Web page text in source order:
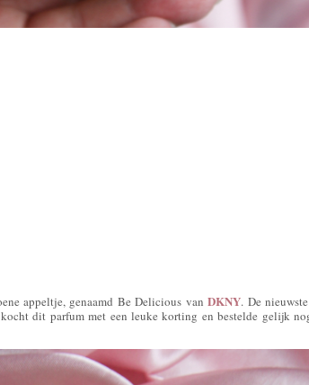
appeltje, genaamd Be Delicious vanDKNY. De
dit parfum met een leuke korting en bestelde gelijk